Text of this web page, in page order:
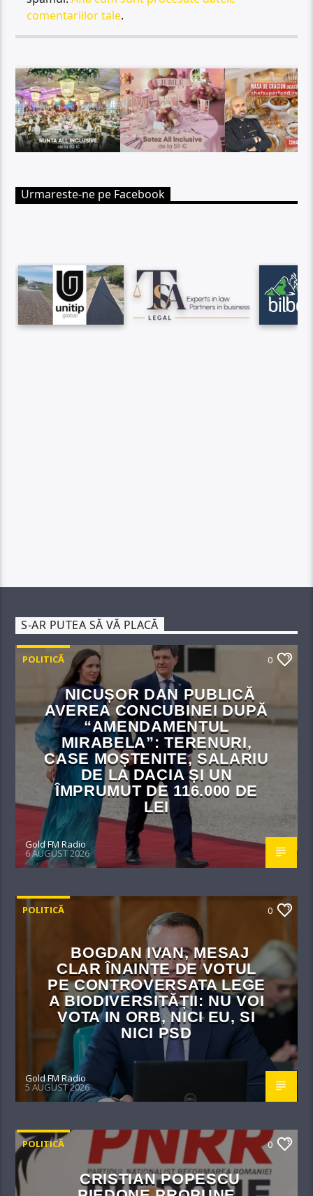
comentariilor tale.
Urmareste-ne pe Facebook
S-AR PUTEA SĂ VĂ PLACĂ
POLITICĂ 0
NICUȘOR DAN PUBLICĂ
AVEREA CONCUBINEI DUPĂ
“AMENDAMENTUL
MIRABELA”: TERENURI,
CASE MOȘTENITE, SALARIU
DE LA DACIA ȘI UN
ÎMPRUMUT DE 116.000 DE
LEI
Gold FM Radio
6 AUGUST 2026
POLITICĂ 0
BOGDAN IVAN, MESAJ
CLAR ÎNAINTE DE VOTUL
PE CONTROVERSATA LEGE
A BIODIVERSITĂȚII: NU VOI
VOTA IN ORB, NICI EU, SI
NICI PSD
Gold FM Radio
5 AUGUST 2026
POLITICĂ 0
CRISTIAN POPESCU